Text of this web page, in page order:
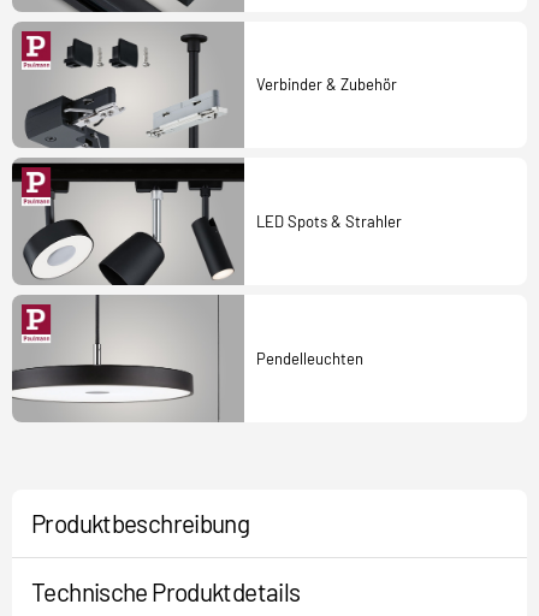
Verbinder & Zubehör
LED Spots & Strahler
Pendelleuchten
Produktbeschreibung
Technische Produktdetails